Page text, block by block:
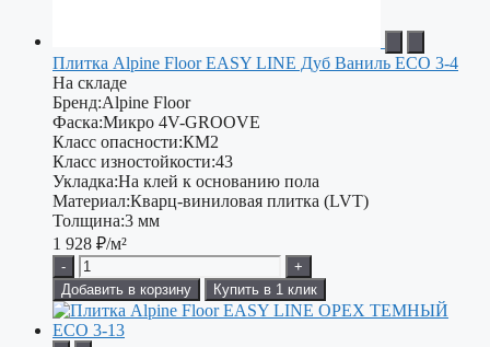
Плитка Alpine Floor EASY LINE Дуб Ваниль ЕСО 3-4
На складе
Бренд:Alpine Floor
Фаска:Микро 4V-GROOVE
Класс опасности:КМ2
Класс изностойкости:43
Укладка:На клей к основанию пола
Материал:Кварц-виниловая плитка (LVT)
Толщина:3 мм
1 928 ₽/м²
-
+
Добавить в корзину
Купить в 1 клик